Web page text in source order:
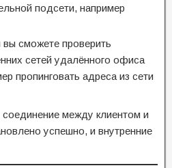
подсети, например
сможете проверить
сетей удалённого офиса
пропинговать адреса из сети
между клиентом и
успешно, и внутренние